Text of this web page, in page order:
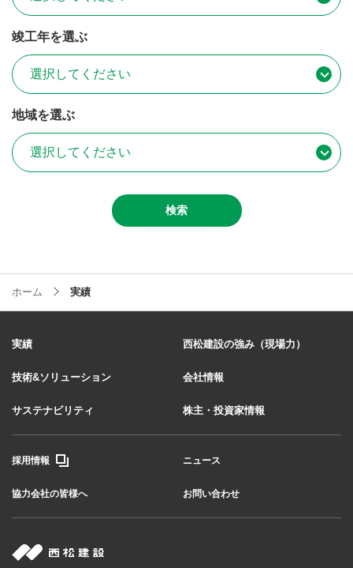
竣工年を選ぶ
地域を選ぶ
検索
ホーム 実績
実績 西松建設の強み（現場力）
技術&ソリューション 会社情報
サステナビリティ 株主・投資家情報
採用情報 ニュース
協力会社の皆様へ お問い合わせ